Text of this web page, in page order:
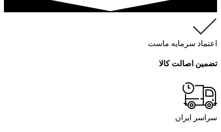
اعتماد سرمایه ماست
تضمین اصالت کالا
سراسر ایران